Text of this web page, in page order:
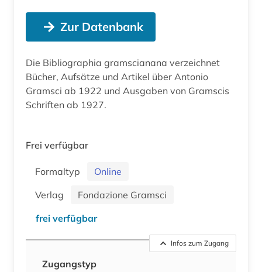
Zur Datenbank
Die Bibliographia gramscianana verzeichnet
Bücher, Aufsätze und Artikel über Antonio
Gramsci ab 1922 und Ausgaben von Gramscis
Schriften ab 1927.
Frei verfügbar
Formaltyp
Online
Verlag
Fondazione Gramsci
frei verfügbar
Infos zum Zugang
Zugangstyp